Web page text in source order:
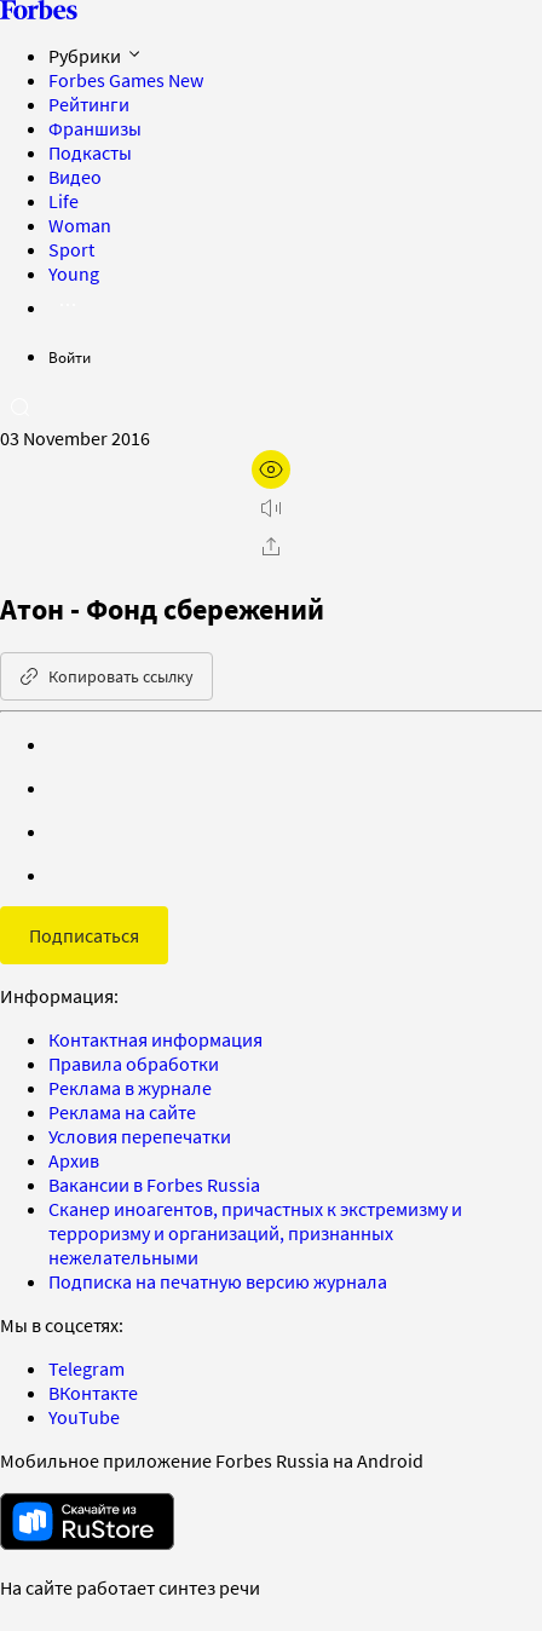
Рубрики
Forbes Games New
Рейтинги
Франшизы
Подкасты
Видео
Life
Woman
Sport
Young
Войти
03 November 2016
Атон - Фонд сбережений
Копировать ссылку
Подписаться
Информация:
Контактная информация
Правила обработки
Реклама в журнале
Реклама на сайте
Условия перепечатки
Архив
Вакансии в Forbes Russia
Сканер иноагентов, причастных к экстремизму и
терроризму и организаций, признанных
нежелательными
Подписка на печатную версию журнала
Мы в соцсетях:
Telegram
ВКонтакте
YouTube
Мобильное приложение Forbes Russia на Android
На сайте работает синтез речи